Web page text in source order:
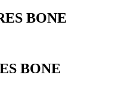
BONE
BONE